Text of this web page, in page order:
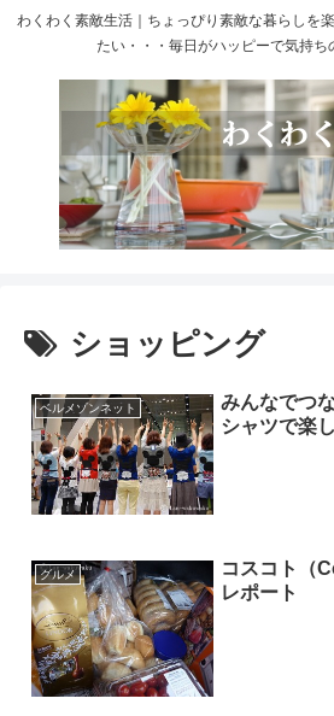
わくわく素敵生活｜ちょっぴり素敵な暮らしを
たい・・・毎日がハッピーで気持ち
ショッピング
ベルメゾンネット
みんなでつ
シャツで楽
グルメ
コスコト（
レポート